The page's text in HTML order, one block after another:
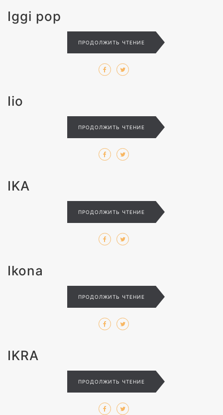
Iggi pop
ПРОДОЛЖИТЬ ЧТЕНИЕ
Iio
ПРОДОЛЖИТЬ ЧТЕНИЕ
IKA
ПРОДОЛЖИТЬ ЧТЕНИЕ
Ikona
ПРОДОЛЖИТЬ ЧТЕНИЕ
IKRA
ПРОДОЛЖИТЬ ЧТЕНИЕ